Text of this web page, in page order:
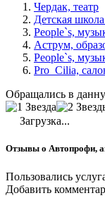
Чердак, театр
Детская
People`s,
Аструм,
People`s,
Pro_Cilia,
Обращались в
Загрузка...
Отзывы о Автопрофи,
Пользовались
Добавить